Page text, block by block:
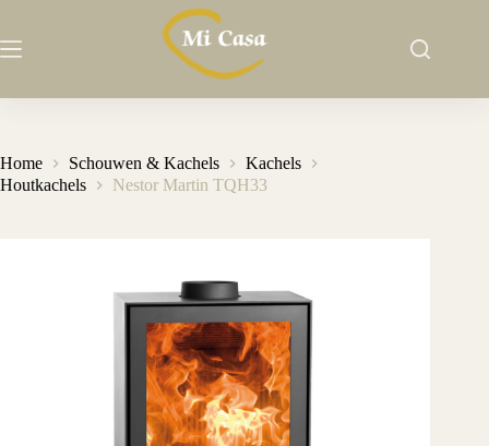
de
Home Schouwen & Kachels
Kachels
Houtkachels
Nestor Martin TQH33